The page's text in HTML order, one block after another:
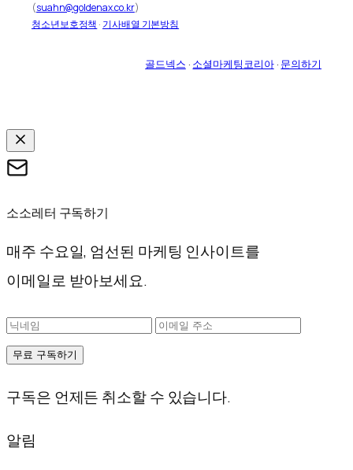
(suahn@goldenax.co.kr)
청소년보호정책 · 기사배열 기본방침
골드넥스 · 소셜마케팅코리아· 문의하기
소소레터 구독하기
매주 수요일, 엄선된 마케팅 인사이트를
이메일로 받아보세요.
무료 구독하기
구독은 언제든 취소할 수 있습니다.
알림